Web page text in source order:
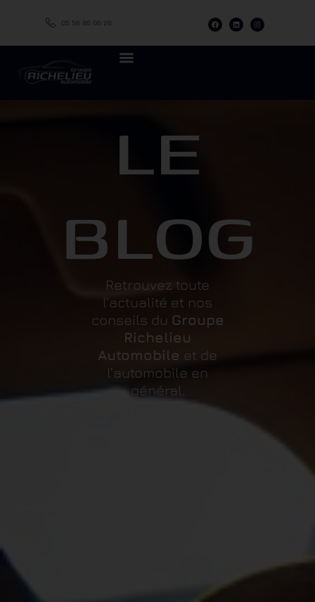
05 56 86 06 26
LE
BLOG
Retrouvez toute
l’actualité et nos
conseils du Groupe
Richelieu
Automobile et de
l’automobile en
général.